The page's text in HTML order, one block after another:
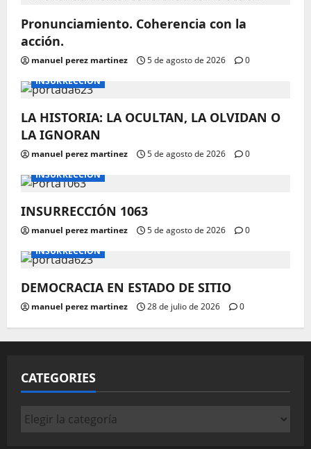
Pronunciamiento. Coherencia con la
acción.
manuel perez martinez 5 de agosto de 2026
0
INSURRECCIÓN
LA HISTORIA: LA OCULTAN, LA OLVIDAN O
LA IGNORAN
manuel perez martinez 5 de agosto de 2026
0
INSURRECCIÓN
INSURRECCIÓN 1063
manuel perez martinez 5 de agosto de 2026
0
INSURRECCIÓN
DEMOCRACIA EN ESTADO DE SITIO
manuel perez martinez 28 de julio de 2026 0
CATEGORIES
Categories